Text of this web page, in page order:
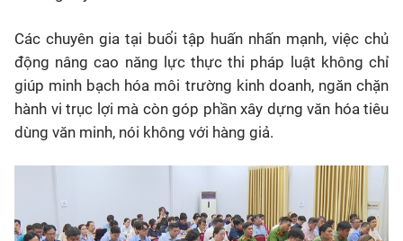
Các chuyên gia tại buổi tập huấn nhấn mạnh, việc chủ
động nâng cao năng lực thực thi pháp luật không chỉ
giúp minh bạch hóa môi trường kinh doanh, ngăn chặn
hành vi trục lợi mà còn góp phần xây dựng văn hóa tiêu
dùng văn minh, nói không với hàng giả.